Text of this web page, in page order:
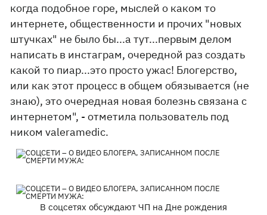
когда подобное горе, мыслей о каком то
интернете, общественности и прочих "новых
штучках" не было бы...а тут...первым делом
написать в инстаграм, очередной раз создать
какой то пиар...это просто ужас! Блогерство,
или как этот процесс в общем обязывается (не
знаю), это очередная новая болезнь связана с
интернетом", - отметила пользователь под
ником valeramedic.
В соцсетях обсуждают ЧП на Дне рождения